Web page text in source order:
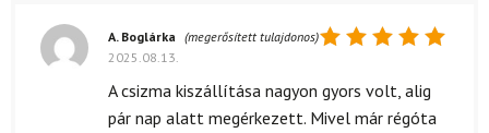
5/ 5
A. Boglárka (megerősített tulajdonos)
2025.08.13.
A csizma kiszállítása nagyon gyors volt, alig
pár nap alatt megérkezett. Mivel már régóta